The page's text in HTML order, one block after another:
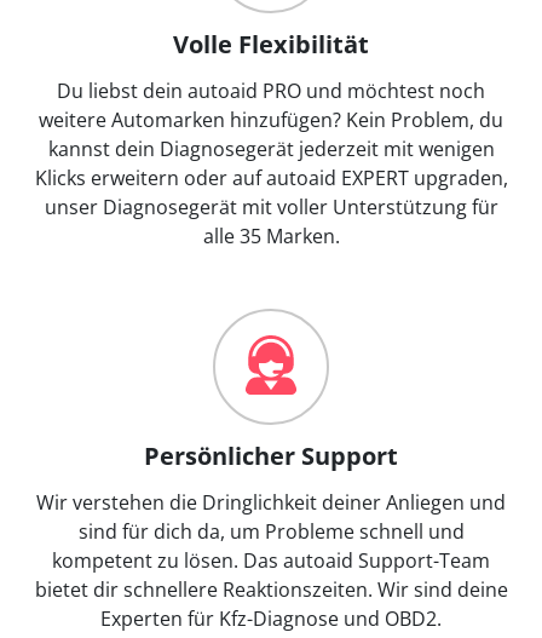
Volle Flexibilität
Du liebst dein autoaid PRO und möchtest noch
weitere Automarken hinzufügen? Kein Problem, du
kannst dein Diagnosegerät jederzeit mit wenigen
Klicks erweitern oder auf autoaid EXPERT upgraden,
unser Diagnosegerät mit voller Unterstützung für
alle 35 Marken.
Persönlicher Support
Wir verstehen die Dringlichkeit deiner Anliegen und
sind für dich da, um Probleme schnell und
kompetent zu lösen. Das autoaid Support-Team
bietet dir schnellere Reaktionszeiten. Wir sind deine
Experten für Kfz-Diagnose und OBD2.